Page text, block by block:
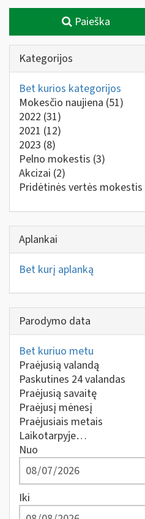
Paieška
Kategorijos
Bet kurios kategorijos
Mokesčio naujiena (51)
2022 (31)
2021 (12)
2023 (8)
Pelno mokestis (3)
Akcizai (2)
Pridėtinės vertės mokestis
Aplankai
Bet kurį aplanką
Parodymo data
Bet kuriuo metu
Praėjusią valandą
Paskutines 24 valandas
Praėjusią savaitę
Praėjusį mėnesį
Praėjusiais metais
Laikotarpyje…
Nuo
Iki